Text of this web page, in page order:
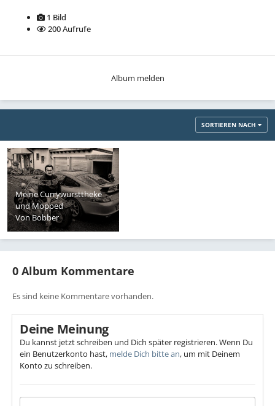
1 Bild
200 Aufrufe
Album melden
SORTIEREN NACH
Meine Currywursttheke
und Mopped
VonBobber
0 Album Kommentare
Es sind keine Kommentare vorhanden.
Deine Meinung
Du kannst jetzt schreiben und Dich später registrieren. Wenn Du
ein Benutzerkonto hast, melde Dich bitte an, um mit Deinem
Konto zu schreiben.